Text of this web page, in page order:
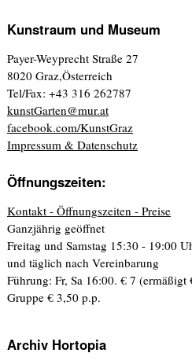
Kunstraum und Museum
Payer-Weyprecht Straße 27
8020 Graz,Österreich
Tel/Fax: +43 316 262787
kunstGarten@mur.at
facebook.com/KunstGraz
Impressum & Datenschutz
Öffnungszeiten:
Kontakt - Öffnungszeiten - Preise
Ganzjährig geöffnet
Freitag und Samstag 15:30 - 19:00
und täglich nach Vereinbarung
Führung: Fr, Sa 16:00. € 7 (ermäßigt
Gruppe € 3,50 p.p.
Archiv Hortopia